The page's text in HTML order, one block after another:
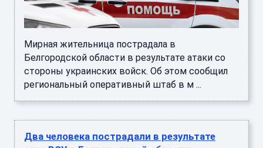
Мирная жительница пострадала в
Белгородской области в результате атаки со
стороны украинских войск. Об этом сообщил
региональный оперативный штаб в м ...
Два человека пострадали в результате